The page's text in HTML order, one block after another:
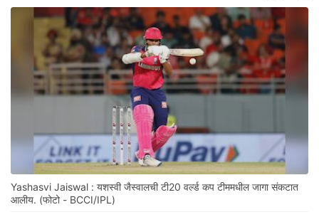
Yashasvi Jaiswal : यशस्वी जैस्वालची टी20 वर्ल्ड कप टीममधील जागा संकटात
आलीय. (फोटो - BCCI/IPL)